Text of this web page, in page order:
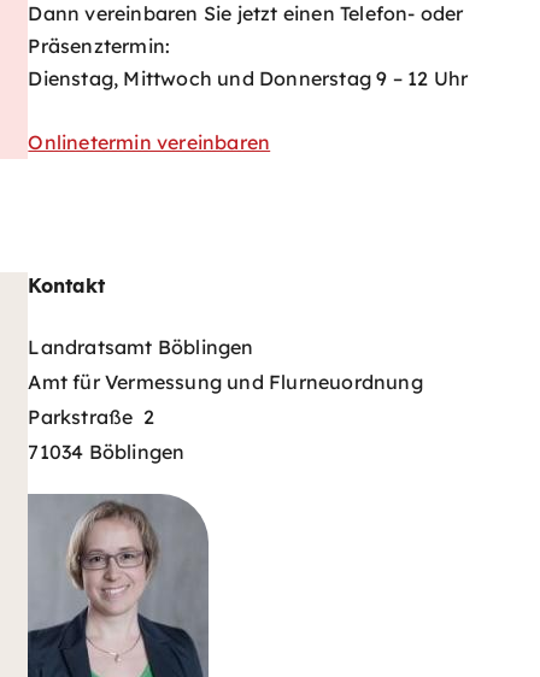
Dann vereinbaren Sie jetzt einen Telefon- oder
Präsenztermin:
Dienstag, Mittwoch und Donnerstag 9 – 12 Uhr
Onlinetermin vereinbaren
Kontakt
Landratsamt Böblingen
Amt für Vermessung und Flurneuordnung
Parkstraße 2
71034 Böblingen